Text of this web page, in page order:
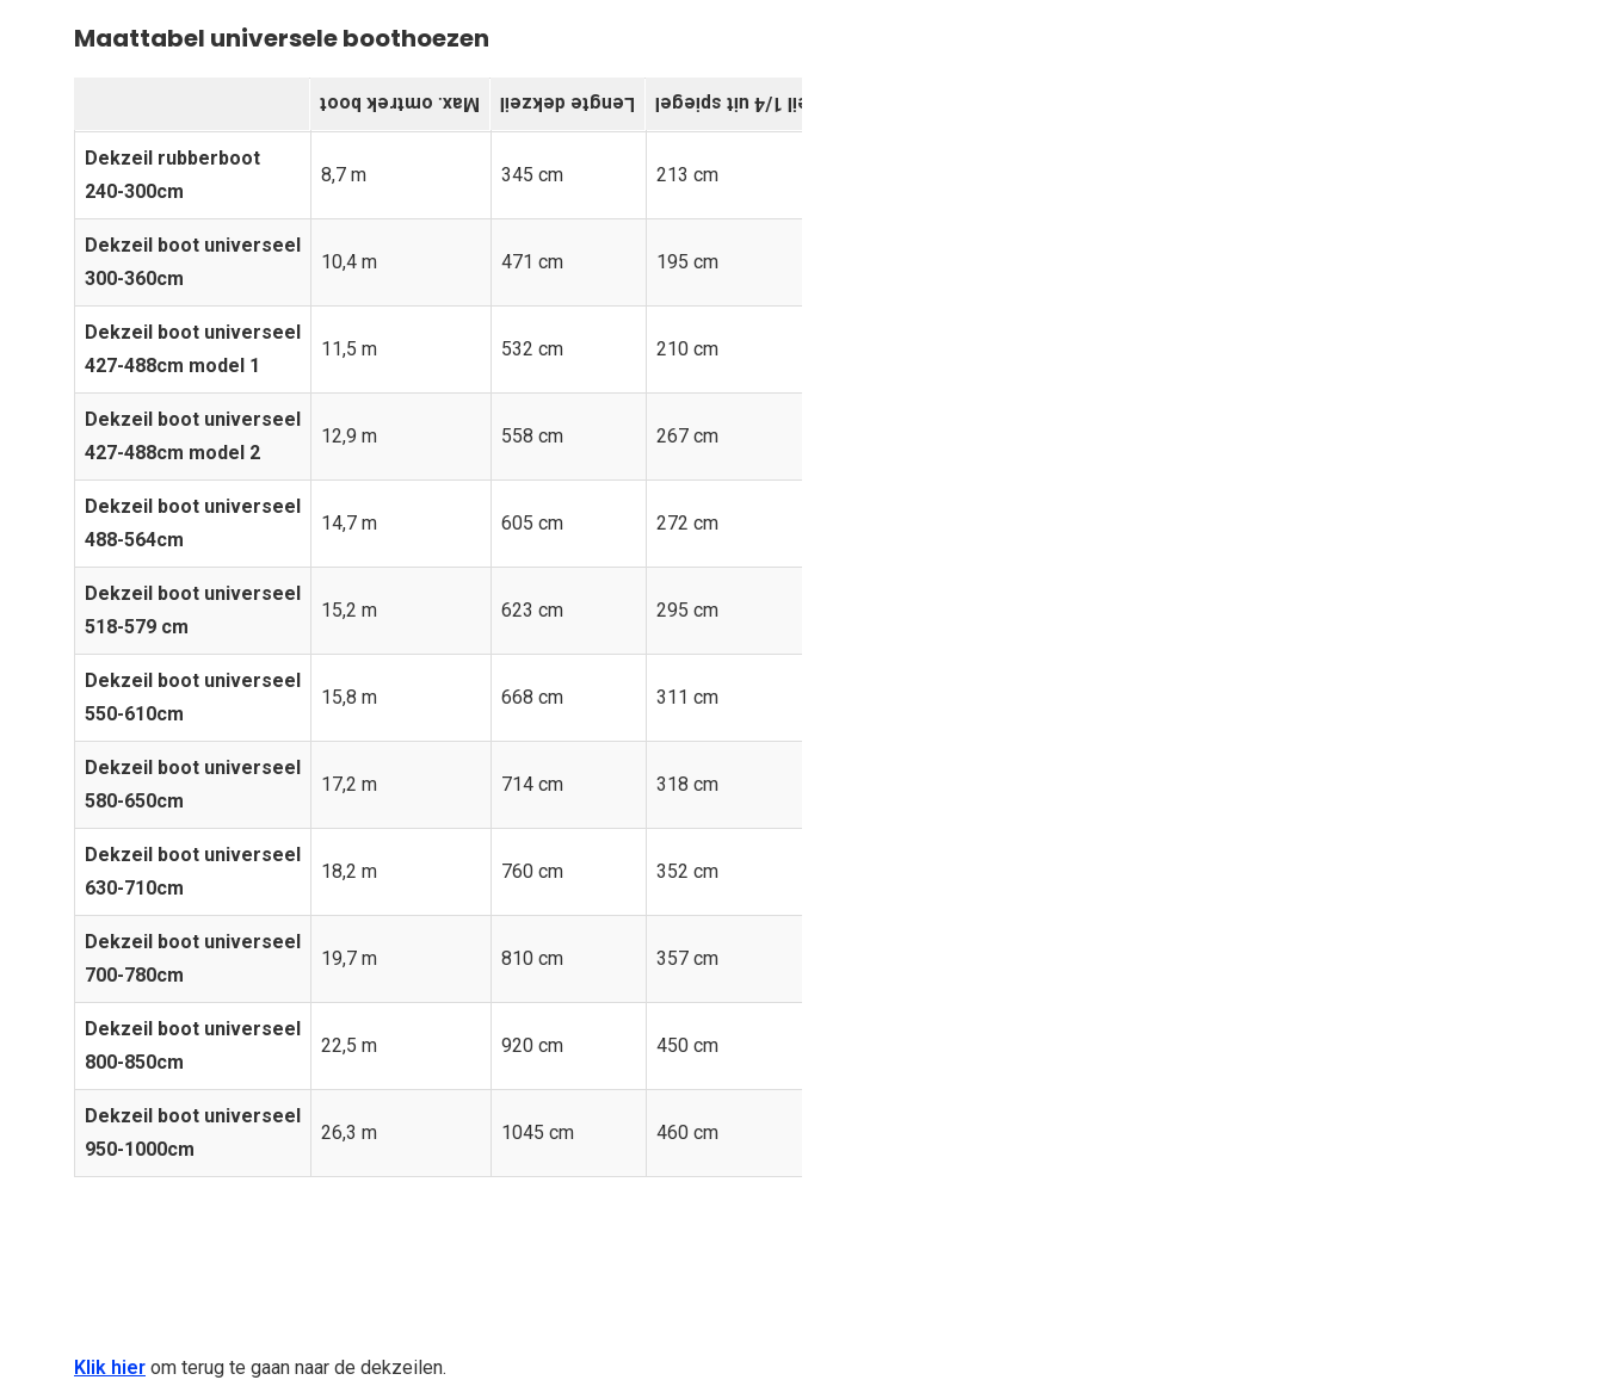
Maattabel universele boothoezen
Max. omtrek boot Lengte dekzeil Breedte dekzeil 1/4 uit spiegel
Dekzeil rubberboot
240-300cm
8,7 m 345 cm 213 cm
Dekzeil boot universeel
300-360cm
10,4 m 471 cm 195 cm
Dekzeil boot universeel
427-488cm model 1
11,5 m 532 cm 210 cm
Dekzeil boot universeel
427-488cm model 2
12,9 m 558 cm 267 cm
Dekzeil boot universeel
488-564cm
14,7 m 605 cm 272 cm
Dekzeil boot universeel
518-579 cm
15,2 m 623 cm 295 cm
Dekzeil boot universeel
550-610cm
15,8 m 668 cm 311 cm
Dekzeil boot universeel
580-650cm
17,2 m 714 cm 318 cm
Dekzeil boot universeel
630-710cm
18,2 m 760 cm 352 cm
Dekzeil boot universeel
700-780cm
19,7 m 810 cm 357 cm
Dekzeil boot universeel
800-850cm
22,5 m 920 cm 450 cm
Dekzeil boot universeel
950-1000cm
26,3 m 1045 cm 460 cm
Klik hier om terug te gaan naar de dekzeilen.